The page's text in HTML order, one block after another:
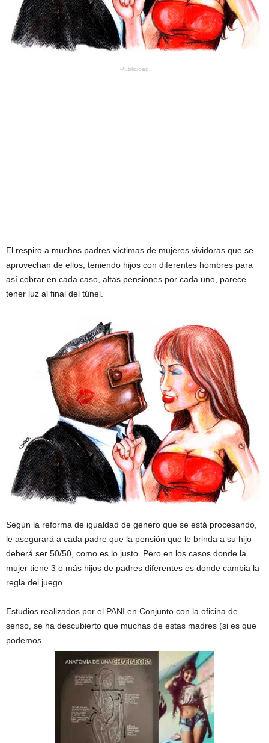
Publicidad
El respiro a muchos padres víctimas de mujeres vividoras que se
aprovechan de ellos, teniendo hijos con diferentes hombres para
así cobrar en cada caso, altas pensiones por cada uno, parece
tener luz al final del túnel.
Según la reforma de igualdad de genero que se está procesando,
le asegurará a cada padre que la pensión que le brinda a su hijo
deberá ser 50/50, como es lo justo. Pero en los casos donde la
mujer tiene 3 o más hijos de padres diferentes es donde cambia la
regla del juego.
Estudios realizados por el PANI en Conjunto con la oficina de
senso, se ha descubierto que muchas de estas madres (si es que
podemos